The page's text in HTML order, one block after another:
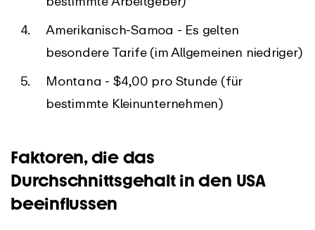
Amerikanisch-Samoa - Es gelten
besondere Tarife (im Allgemeinen niedriger)
Montana - $4,00 pro Stunde (für
bestimmte Kleinunternehmen)
Faktoren, die das
Durchschnittsgehalt in den USA
beeinflussen